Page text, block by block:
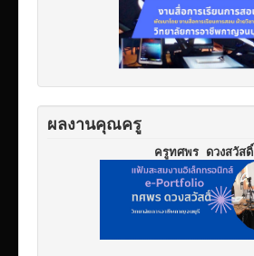
ผลงานคุณครู
ครูทศพร ดวงสวัสดิ์